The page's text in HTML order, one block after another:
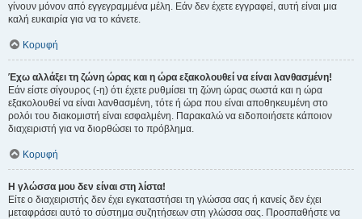
γίνουν μόνον από εγγεγραμμένα μέλη. Εάν δεν έχετε εγγραφεί, αυτή είναι μια
καλή ευκαιρία για να το κάνετε.
Κορυφή
Έχω αλλάξει τη ζώνη ώρας και η ώρα εξακολουθεί να είναι λανθασμένη!
Εάν είστε σίγουρος (-η) ότι έχετε ρυθμίσει τη ζώνη ώρας σωστά και η ώρα
εξακολουθεί να είναι λανθασμένη, τότε ή ώρα που είναι αποθηκευμένη στο
ρολόι του διακομιστή είναι εσφαλμένη. Παρακαλώ να ειδοποιήσετε κάποιον
διαχειριστή για να διορθώσει το πρόβλημα.
Κορυφή
Η γλώσσα μου δεν είναι στη λίστα!
Είτε ο διαχειριστής δεν έχει εγκαταστήσει τη γλώσσα σας ή κανείς δεν έχει
μεταφράσει αυτό το σύστημα συζητήσεων στη γλώσσα σας. Προσπαθήστε να